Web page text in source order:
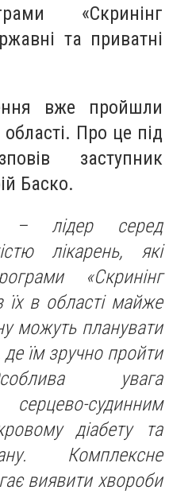
«Скринінг
та приватні
вже пройшли
Про це під
заступник
Баско.
– лідер серед
лікарень, які
«Скринінг
їх в області майже
можуть планувати
де їм зручно пройти
увага
судинним
діабету та
Комплексне
виявити хвороби